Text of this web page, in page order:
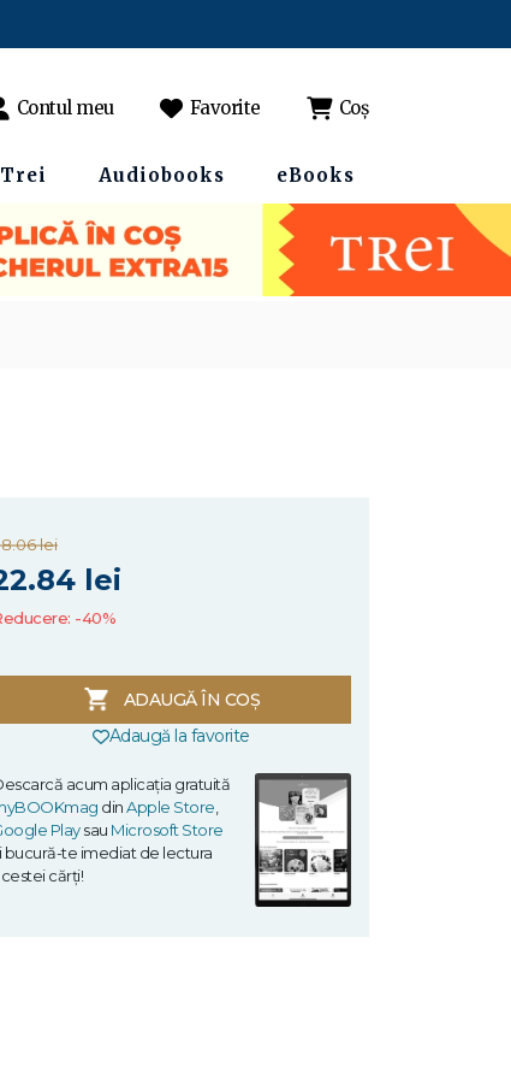
Contul meu Favorite Coș
Audiobooks eBooks
lei
lei
-40%
ADAUGĂ ÎN COȘ
Adaugă la favorite
acum aplicația gratuită
dinApple Store
Playsau Microsoft Store
bucură-te imediat de lectura
cărți!